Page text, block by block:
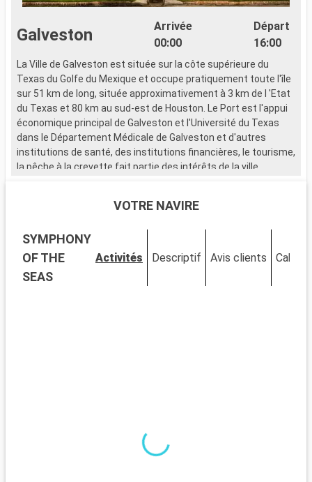
Galveston
Arrivée
00:00
Départ
16:00
La Ville de Galveston est située sur la côte supérieure du
Texas du Golfe du Mexique et occupe pratiquement toute l'île
sur 51 km de long, située approximativement à 3 km de l 'Etat
du Texas et 80 km au sud-est de Houston. Le Port est l'appui
économique principal de Galveston et l'Université du Texas
dans le Département Médicale de Galveston et d'autres
institutions de santé, des institutions financières, le tourisme,
la pêche à la crevette fait partie des intérêts de la ville.
VOTRE NAVIRE
SYMPHONY
OF THE
SEAS
Activités Descriptif Avis clients